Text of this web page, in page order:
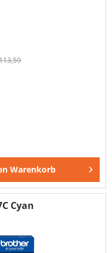
Warenkorb
Cyan